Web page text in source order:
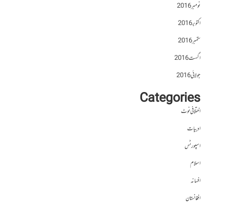
نومبر 2016
اکتوبر 2016
ستمبر 2016
اگست 2016
جولائی 2016
Categories
اختلافی نوٹ
ادبیات
اسپورٹس
اسلام
افسانہ
افغانستان